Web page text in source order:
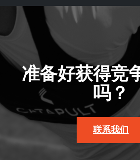
准备好获得竞
吗？
联系我们